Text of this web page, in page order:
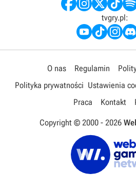
tvgry.pl:
O nas Regulamin
Polityka prywatności Ustawienia
Praca
Kontakt
Copyright © 2000 - 2026